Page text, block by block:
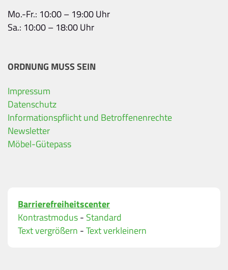
Mo.-Fr.: 10:00 – 19:00 Uhr
Sa.: 10:00 – 18:00 Uhr
ORDNUNG MUSS SEIN
Impressum
Datenschutz
Informationspflicht und Betroffenenrechte
Newsletter
Möbel-Gütepass
Barrierefreiheitscenter
Kontrastmodus- Standard
Text vergrößern -Text verkleinern
Ihre Kontaktdaten
Alle mit Stern gekennzeichneten Felder sind
Name
Bitte geben Sie eine gültige E-Mail-Adresse ein.
Telefon*